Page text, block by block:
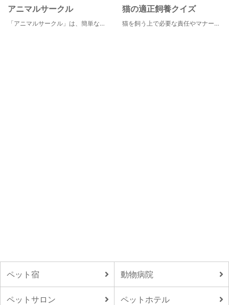
アニマルサークル
「アニマルサークル」は、簡単な質問に答えることで、自身のウェルビーイングの状態を診断し、ペットとの関係性や生活環境改善のヒントを提供するオンラインサービスです。日々の生活に潜むストレスや孤独感を見える化し、ペットとの生活を通じて、心と体の健康づくりに役立てていただくことを目指しています。
猫の適正飼養クイズ
猫を飼う上で必要な責任やマナー、健康管理について学ぶことができます。
ペット宿 動物病院
ペットサロン ペットホテル